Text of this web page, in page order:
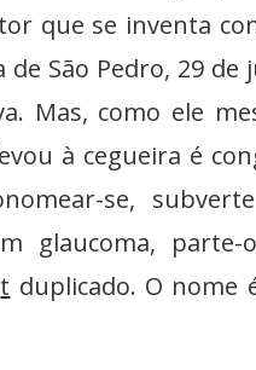
que se inventa
São Pedro, 29 de
Mas, como ele
à cegueira é
se,
glaucoma,
t duplicado. O nome